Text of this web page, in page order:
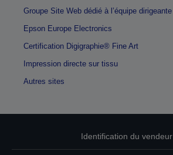
Groupe Site Web dédié à l’équipe dirigeante
Epson Europe Electronics
Certification Digigraphie® Fine Art
Impression directe sur tissu
Autres sites
Identification du vendeur